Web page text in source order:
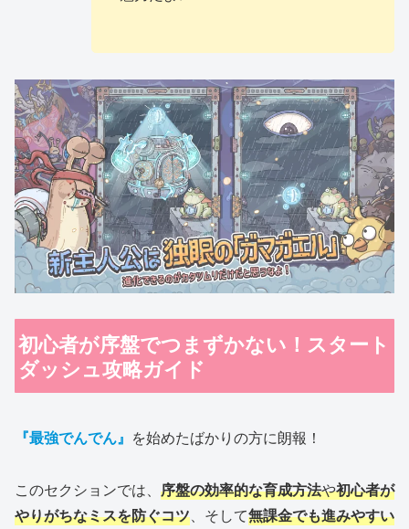
初心者が序盤でつまずかない！スタート
ダッシュ攻略ガイド
『最強でんでん』 を始めたばかりの方に朗報！
このセクションでは、 序盤の効率的な育成方法や初心者が
やりがちなミスを防ぐコツ、そして無課金でも進みやすい